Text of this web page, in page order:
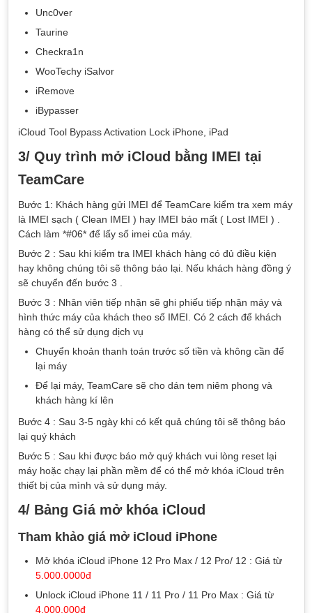
Unc0ver
Taurine
Checkra1n
WooTechy iSalvor
iRemove
iBypasser
iCloud Tool Bypass Activation Lock iPhone, iPad
3/ Quy trình mở iCloud bằng IMEI tại
TeamCare
Bước 1: Khách hàng gửi IMEI để TeamCare kiểm tra xem máy
là IMEI sạch ( Clean IMEI ) hay IMEI báo mất ( Lost IMEI ) .
Cách làm *#06* để lấy số imei của máy.
Bước 2 : Sau khi kiểm tra IMEI khách hàng có đủ điều kiện
hay không chúng tôi sẽ thông báo lại. Nếu khách hàng đồng ý
sẽ chuyển đến bước 3 .
Bước 3 : Nhân viên tiếp nhận sẽ ghi phiếu tiếp nhận máy và
hình thức máy của khách theo số IMEI. Có 2 cách để khách
hàng có thể sử dụng dịch vụ
Chuyển khoản thanh toán trước số tiền và không cần để
lại máy
Để lại máy, TeamCare sẽ cho dán tem niêm phong và
khách hàng kí lên
Bước 4 : Sau 3-5 ngày khi có kết quả chúng tôi sẽ thông báo
lại quý khách
Bước 5 : Sau khi được báo mở quý khách vui lòng reset lại
máy hoặc chạy lại phần mềm để có thể mở khóa iCloud trên
thiết bị của mình và sử dụng máy.
4/ Bảng Giá mở khóa iCloud
Tham khảo giá mở iCloud iPhone
Mở khóa iCloud iPhone 12 Pro Max / 12 Pro/ 12 : Giá từ
5.000.0000đ
Unlock iCloud iPhone 11 / 11 Pro / 11 Pro Max : Giá từ
4.000.000đ